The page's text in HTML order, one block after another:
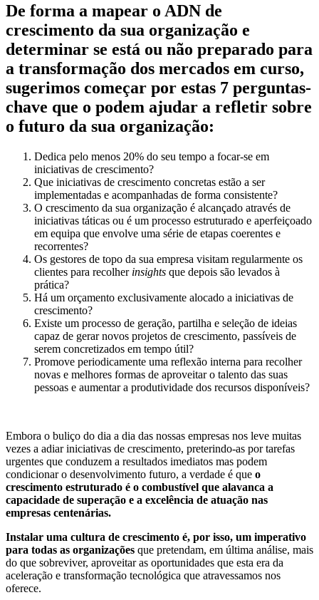
De forma a mapear o ADN de
crescimento da sua organização e
determinar se está ou não preparado para
a transformação dos mercados em curso,
sugerimos começar por estas 7 perguntas-
chave que o podem ajudar a refletir sobre
o futuro da sua organização:
Dedica pelo menos 20% do seu tempo a focar-se em
iniciativas de crescimento?
Que iniciativas de crescimento concretas estão a ser
implementadas e acompanhadas de forma consistente?
O crescimento da sua organização é alcançado através de
iniciativas táticas ou é um processo estruturado e aperfeiçoado
em equipa que envolve uma série de etapas coerentes e
recorrentes?
Os gestores de topo da sua empresa visitam regularmente os
clientes para recolher insights que depois são levados à
prática?
Há um orçamento exclusivamente alocado a iniciativas de
crescimento?
Existe um processo de geração, partilha e seleção de ideias
capaz de gerar novos projetos de crescimento, passíveis de
serem concretizados em tempo útil?
Promove periodicamente uma reflexão interna para recolher
novas e melhores formas de aproveitar o talento das suas
pessoas e aumentar a produtividade dos recursos disponíveis?
Embora o buliço do dia a dia das nossas empresas nos leve muitas
vezes a adiar iniciativas de crescimento, preterindo-as por tarefas
urgentes que conduzem a resultados imediatos mas podem
condicionar o desenvolvimento futuro, a verdade é que o
crescimento estruturado é o combustível que alavanca a
capacidade de superação e a excelência de atuação nas
empresas centenárias.
Instalar uma cultura de crescimento é, por isso, um imperativo
para todas as organizações que pretendam, em última análise, mais
do que sobreviver, aproveitar as oportunidades que esta era da
aceleração e transformação tecnológica que atravessamos nos
oferece.